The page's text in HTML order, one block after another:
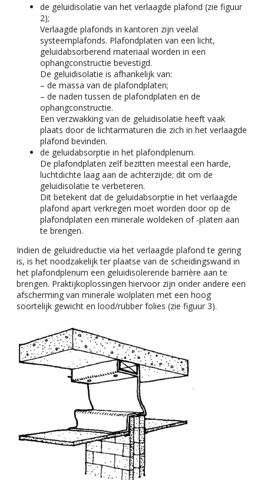
de geluidisolatie van het verlaagde plafond (zie figuur
2);
Verlaagde plafonds in kantoren zijn veelal
systeemplafonds. Plafondplaten van een licht,
geluidabsorberend materiaal worden in een
ophangconstructie bevestigd.
De geluidisolatie is afhankelijk van:
– de massa van de plafondplaten;
– de naden tussen de plafondplaten en de
ophangconstructie.
Een verzwakking van de geluidisolatie heeft vaak
plaats door de lichtarmaturen die zich in het verlaagde
plafond bevinden.
de geluidabsorptie in het plafondplenum.
De plafondplaten zelf bezitten meestal een harde,
luchtdichte laag aan de achterzijde; dit om de
geluidisolatie te verbeteren.
Dit betekent dat de geluidabsorptie in het verlaagde
plafond apart verkregen moet worden door op de
plafondplaten een minerale woldeken of -platen aan
te brengen.
Indien de geluidreductie via het verlaagde plafond te gering
is, is het noodzakelijk ter plaatse van de scheidingswand in
het plafondplenum een geluidisolerende barrière aan te
brengen. Praktijkoplossingen hiervoor zijn onder andere een
afscherming van minerale wolplaten met een hoog
soortelijk gewicht en lood/rubber folies (zie figuur 3).